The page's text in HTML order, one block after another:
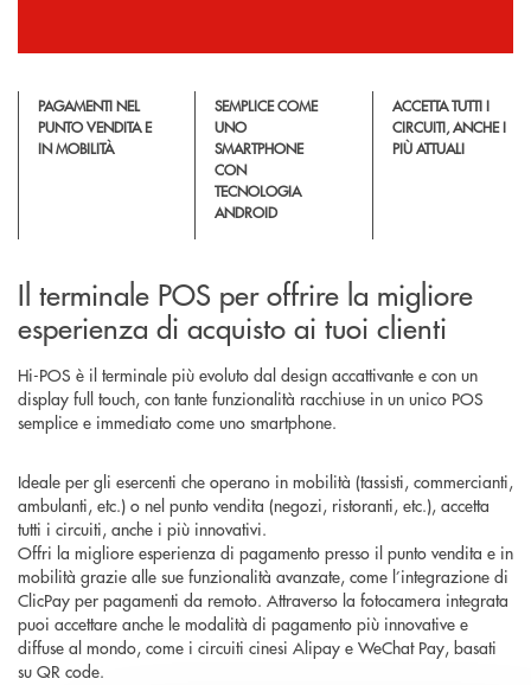
PAGAMENTI NEL
PUNTO VENDITA E
IN MOBILITÀ
SEMPLICE COME
UNO
SMARTPHONE
CON
TECNOLOGIA
ANDROID
ACCETTA TUTTI I
CIRCUITI, ANCHE I
PIÙ ATTUALI
Il terminale POS per offrire la migliore
esperienza di acquisto ai tuoi clienti
Hi-POS è il terminale più evoluto dal design accattivante e con un
display full touch, con tante funzionalità racchiuse in un unico POS
semplice e immediato come uno smartphone.
Ideale per gli esercenti che operano in mobilità (tassisti, commercianti,
ambulanti, etc.) o nel punto vendita (negozi, ristoranti, etc.), accetta
tutti i circuiti, anche i più innovativi.
Offri la migliore esperienza di pagamento presso il punto vendita e in
mobilità grazie alle sue funzionalità avanzate, come l’integrazione di
ClicPay per pagamenti da remoto. Attraverso la fotocamera integrata
puoi accettare anche le modalità di pagamento più innovative e
diffuse al mondo, come i circuiti cinesi Alipay e WeChat Pay, basati
su QR code.